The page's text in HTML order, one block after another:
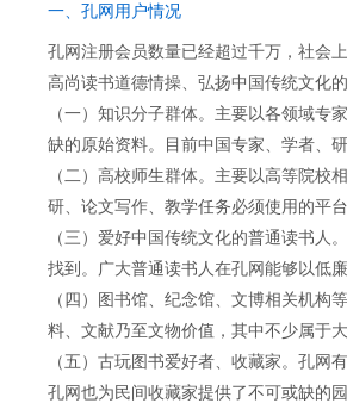
一、孔网用户情况
孔网注册会员数量已经超过千万，社会
高尚读书道德情操、弘扬中国传统文化的
（一）知识分子群体。主要以各领域
缺的原始资料。目前中国专家、学者、
（二）高校师生群体。主要以高等院
研、论文写作、教学任务必须使用的平台
（三）爱好中国传统文化的普通读书
找到。广大普通读书人在孔网能够以低
（四）图书馆、纪念馆、文博相关机
料、文献乃至文物价值，其中不少属于
（五）古玩图书爱好者、收藏家。孔
孔网也为民间收藏家提供了不可或缺的园